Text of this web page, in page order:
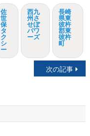
佐
世
保
タ
ク
シ
ー
西九
州さ
せぼ
パワ
ーズ
長崎
県東
彼杵
郡東
彼杵
町
次の記事